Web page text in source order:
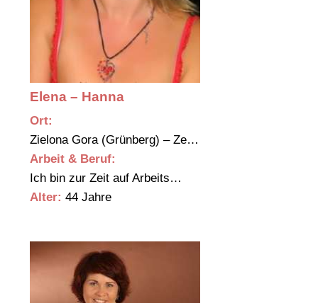
Elena – Hanna
Ort:
Zielona Gora (Grünberg) – Ze…
Arbeit & Beruf:
Ich bin zur Zeit auf Arbeits…
Alter: 44 Jahre